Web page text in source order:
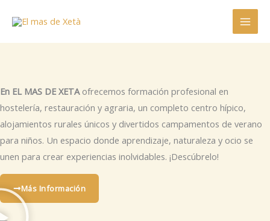
contenido
En EL MAS DE XETAofrecemos formación profesional en
hostelería, restauración y agraria, un completo centro hípico,
alojamientos rurales únicos y divertidos campamentos de verano
para niños. Un espacio donde aprendizaje, naturaleza y ocio se
unen para crear experiencias inolvidables. ¡Descúbrelo!
Más Información